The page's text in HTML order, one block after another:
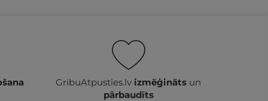
GribuAtpusties.lv izmēģināts un
pārbaudīts